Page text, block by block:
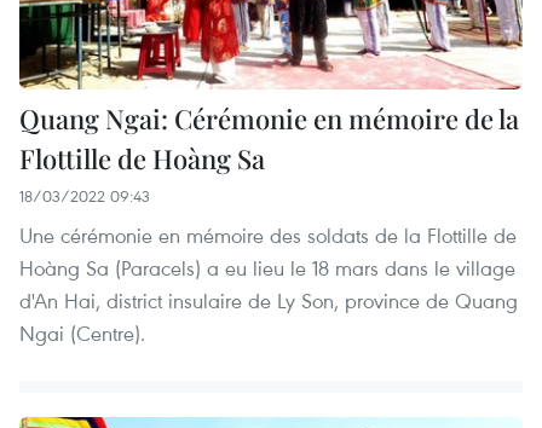
Quang Ngai: Cérémonie en mémoire de la
Flottille de Hoàng Sa
18/03/2022 09:43
Une cérémonie en mémoire des soldats de la Flottille de
Hoàng Sa (Paracels) a eu lieu le 18 mars dans le village
d'An Hai, district insulaire de Ly Son, province de Quang
Ngai (Centre).